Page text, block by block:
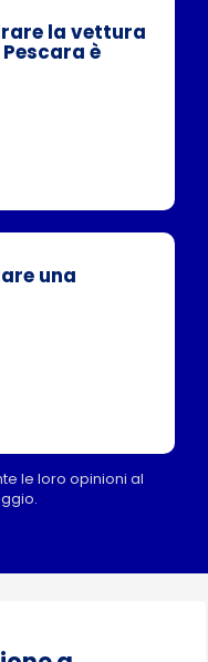
la vettura
è
una
le loro opinioni al